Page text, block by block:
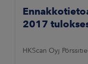
2017
HKScan Oyj